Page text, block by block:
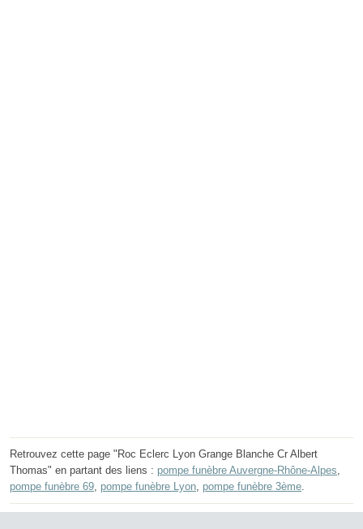
Retrouvez cette page "Roc Eclerc Lyon Grange Blanche Cr Albert
Thomas" en partant des liens : pompe funèbre Auvergne-Rhône-Alpes,
pompe funèbre 69, pompe funèbre Lyon, pompe funèbre 3ème.